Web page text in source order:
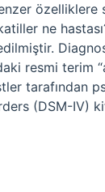
ne
resmi terim
tarafından
(DSM-IV)